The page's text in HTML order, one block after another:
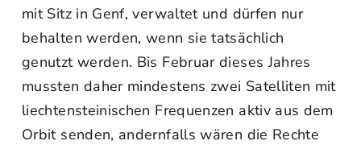
mit Sitz in Genf, verwaltet und dürfen nur
behalten werden, wenn sie tatsächlich
genutzt werden. Bis Februar dieses Jahres
mussten daher mindestens zwei Satelliten mit
liechtensteinischen Frequenzen aktiv aus dem
Orbit senden, andernfalls wären die Rechte